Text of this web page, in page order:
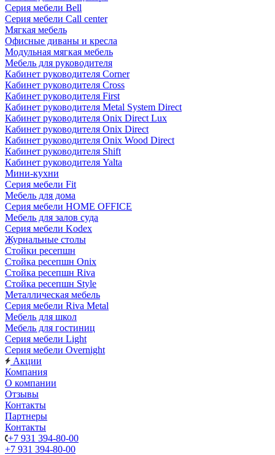
Серия мебели Bell
Серия мебели Call center
Мягкая мебель
Офисные диваны и кресла
Модульная мягкая мебель
Мебель для руководителя
Кабинет руководителя Corner
Кабинет руководителя Cross
Кабинет руководителя First
Кабинет руководителя Metal System Direct
Кабинет руководителя Onix Direct Lux
Кабинет руководителя Onix Direct
Кабинет руководителя Onix Wood Direct
Кабинет руководителя Shift
Кабинет руководителя Yalta
Мини-кухни
Серия мебели Fit
Мебель для дома
Серия мебели HOME OFFICE
Мебель для залов суда
Серия мебели Kodex
Журнальные столы
Стойки ресепшн
Стойка ресепшн Onix
Стойка ресепшн Riva
Стойка ресепшн Style
Металлическая мебель
Серия мебели Riva Metal
Мебель для школ
Мебель для гостиниц
Серия мебели Light
Серия мебели Overnight
Акции
Компания
О компании
Отзывы
Контакты
Партнеры
Контакты
+7 931 394-80-00
+7 931 394-80-00